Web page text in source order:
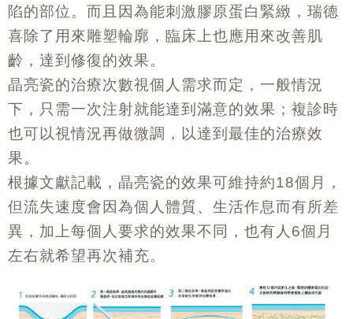
陷的部位。而且因為能刺激膠原蛋白緊緻，瑞德
喜除了用來雕塑輪廓，臨床上也應用來改善肌
齡，達到修復的效果。
晶亮瓷的治療次數視個人需求而定，一般情況
下，只需一次注射就能達到滿意的效果；複診時
也可以視情況再做微調，以達到最佳的治療效
果。
根據文獻記載，晶亮瓷的效果可維持約18個月，
但流失速度會因為個人體質、生活作息而有所差
異，加上每個人要求的效果不同，也有人 6個月
左右就希望再次補充。